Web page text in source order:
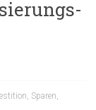
, Sparen,